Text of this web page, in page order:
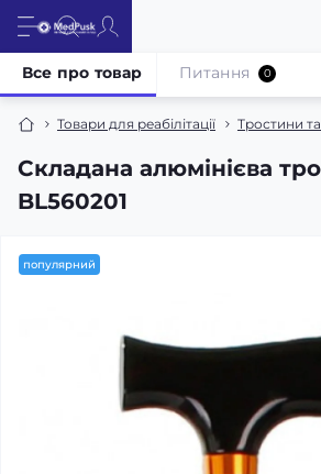
Товари для реабілітації Тростини
Складана алюмінієва
BL560201
Все про товар Питання 0
популярний